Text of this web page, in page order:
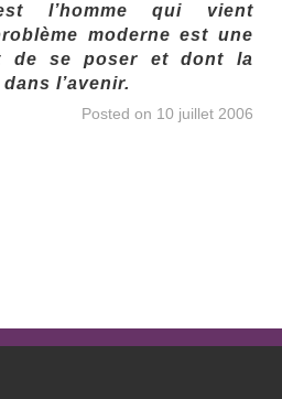
l’homme qui vient
moderne est une
de se poser et dont la
l’avenir.
Posted on 10 juillet 2006